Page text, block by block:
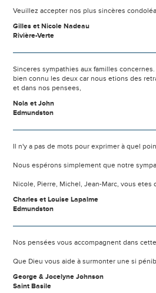
Veuillez accepter nos plus sincères
Gilles et Nicole Nadeau
Rivière-Verte
Sinceres sympathies aux familles
bien connu les deux car nous etions des
et dans nos pensees,
Nola et John
Edmundston
Il n'y a pas de mots pour exprimer à quel
Nous espérons simplement que notre
Nicole, Pierre, Michel, Jean-Marc, vous
Charles et Louise Lapalme
Edmundston
Nos pensées vous accompagnent dans
Que Dieu vous aide à surmonter une si
George & Jocelyne Johnson
Saint Basile